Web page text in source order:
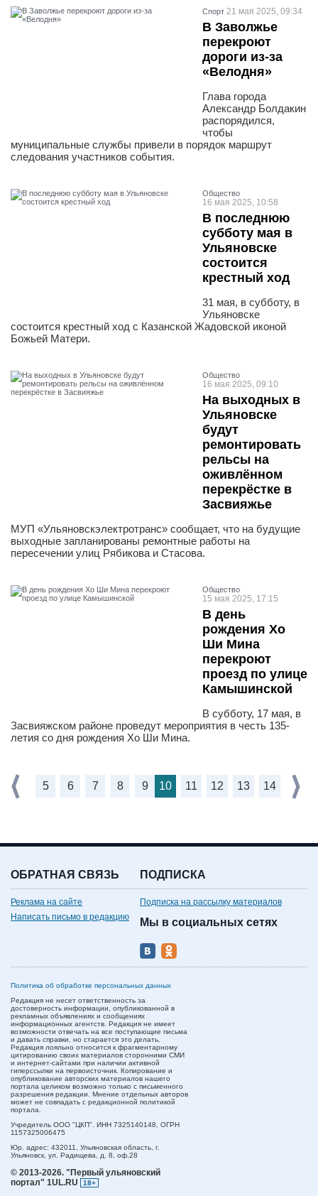
Спорт 21 мая 2025, 09:34
В Заволжье
перекроют
дороги из-за
«Велодня»
Глава города
Александр Болдакин
распорядился,
чтобы
муниципальные службы привели в порядок маршрут
следования участников события.
Общество
16 мая 2025, 10:58
В последнюю
субботу мая в
Ульяновске
состоится
крестный ход
31 мая, в субботу, в
Ульяновске
состоится крестный ход с Казанской Жадовской иконой
Божьей Матери.
Общество
16 мая 2025, 09:10
На выходных в
Ульяновске
будут
ремонтировать
рельсы на
оживлённом
перекрёстке в
Засвияжье
МУП «Ульяновскэлектротранс» сообщает, что на будущие
выходные запланированы ремонтные работы на
пересечении улиц Рябикова и Стасова.
Общество
15 мая 2025, 17:15
В день
рождения Хо
Ши Мина
перекроют
проезд по улице
Камышинской
В субботу, 17 мая, в
Засвияжском районе проведут мероприятия в честь 135-
летия со дня рождения Хо Ши Мина.
5 6 7 8 9 10 11 12 13 14
ОБРАТНАЯ СВЯЗЬ
Реклама на сайте
Написать письмо в редакцию
ПОДПИСКА
Подписка на рассылку материалов
Мы в социальных сетях
Политика об обработке персональных данных
Редакция не несет ответственность за
достоверность информации, опубликованной в
рекламных объявлениях и сообщениях
информационных агентств. Редакция не имеет
возможности отвечать на все поступающие письма
и давать справки, но старается это делать.
Редакция лояльно относится к фрагментарному
цитированию своих материалов сторонними СМИ
и интернет-сайтами при наличии активной
гиперссылки на первоисточник. Копирование и
опубликование авторских материалов нашего
портала целиком возможно только с письменного
разрешения редакции. Мнение отдельных авторов
может не совпадать с редакционной политикой
портала.
Учредитель ООО "ЦКП". ИНН 7325140148, ОГРН
1157325006475
Юр. адрес: 432011, Ульяновская область, г.
Ульяновск, ул. Радищева, д. 8, оф.28
© 2013-2026. "Первый ульяновский
портал" 1UL.RU
18+